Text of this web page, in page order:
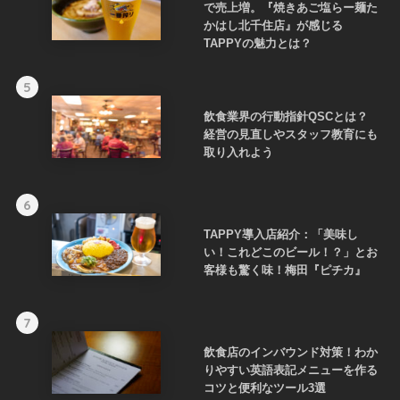
で売上増。『焼きあご塩らー麺た
かはし北千住店』が感じる
TAPPYの魅力とは？
5
飲食業界の行動指針QSCとは？
経営の見直しやスタッフ教育にも
取り入れよう
6
TAPPY導入店紹介：「美味し
い！これどこのビール！？」とお
客様も驚く味！梅田『ピチカ』
7
飲食店のインバウンド対策！わか
りやすい英語表記メニューを作る
コツと便利なツール3選